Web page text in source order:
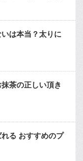
は本当？太りに
茶の正しい頂き
る おすすめのプ